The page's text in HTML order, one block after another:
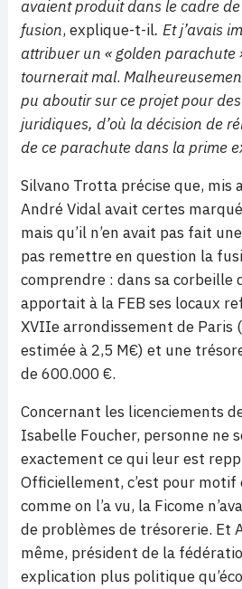
avaient produit dans le cadre
fusion, explique-t-il. Et j’avais
attribuer un « golden parachute
tournerait mal.
pu aboutir sur ce projet pour
juridiques, d’où la décision de
de ce parachute dans la prime
Silvano Trotta précise que, mis
André Vidal avait certes
mais qu’il n’en avait pas fait
pas remettre en question la
comprendre : dans sa corbeille
apportait à la FEB ses locaux
XVIIe arrondissement de Paris
estimée à 2,5 M€) et une
de 600.000 €.
Concernant les licenciements
Isabelle Foucher, personne ne
exactement ce qui leur est
Officiellement, c’est pour motif
comme on l’a vu, la Ficome
de problèmes de trésorerie. Et
même, président de la
explication plus politique